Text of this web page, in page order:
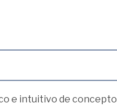
e intuitivo de